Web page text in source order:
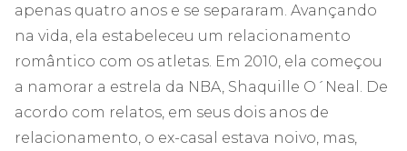
apenas quatro anos e se separaram. Avançando
na vida, ela estabeleceu um relacionamento
romântico com os atletas. Em 2010, ela começou
a namorar a estrela da NBA, Shaquille O´Neal. De
acordo com relatos, em seus dois anos de
relacionamento, o ex-casal estava noivo, mas,